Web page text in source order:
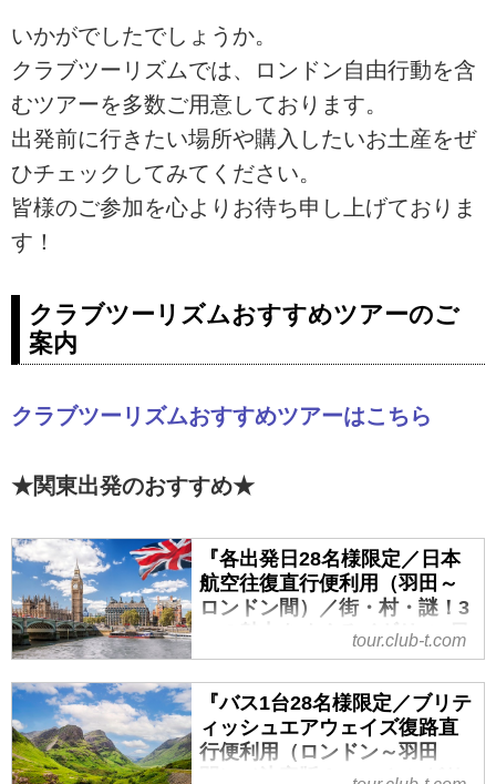
いかがでしたでしょうか。
クラブツーリズムでは、ロンドン自由行動を含
むツアーを多数ご用意しております。
出発前に行きたい場所や購入したいお土産をぜ
ひチェックしてみてください。
皆様のご参加を心よりお待ち申し上げておりま
す！
クラブツーリズムおすすめツアーのご
案内
クラブツーリズムおすすめツアーはこちら
★関東出発のおすすめ★
『各出発日28名様限定／日本
航空往復直行便利用（羽田～
ロンドン間）／街・村・謎！3
つの魅力をめぐるイギリス6日
間』｜クラブツーリズム
『各出発日28名様限定／日本航空
往復直行便利用（羽田～ロンドン
間）／街・村・謎！3つの魅力をめ
ぐるイギリス6日間』の紹介をして
tour.club-t.com
『バス1台28名様限定／ブリテ
ィッシュエアウェイズ復路直
行便利用（ロンドン～羽田
間）／決定版！ いいとこどり